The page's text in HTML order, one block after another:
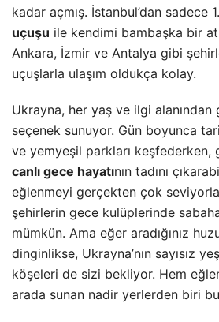
kadar açmış. İstanbul’dan sadece
uçuşu ile kendimi bambaşka bir
Ankara, İzmir ve Antalya gibi
uçuşlarla ulaşım oldukça kolay.
Ukrayna, her yaş ve ilgi alanından
seçenek sunuyor. Gün boyunca
ve yemyeşil parkları keşfederken,
canlı gece hayatının tadını
eğlenmeyi gerçekten çok
şehirlerin gece kulüplerinde
mümkün. Ama eğer aradığınız
dinginlikse, Ukrayna’nın sayısız
köşeleri de sizi bekliyor. Hem
arada sunan nadir yerlerden biri